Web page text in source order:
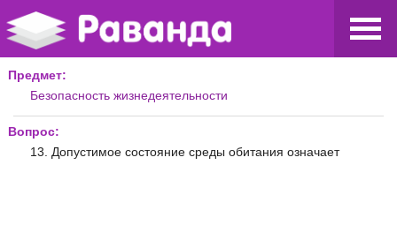
Предмет:
Безопасность жизнедеятельности
Вопрос:
13. Допустимое состояние среды обитания означает